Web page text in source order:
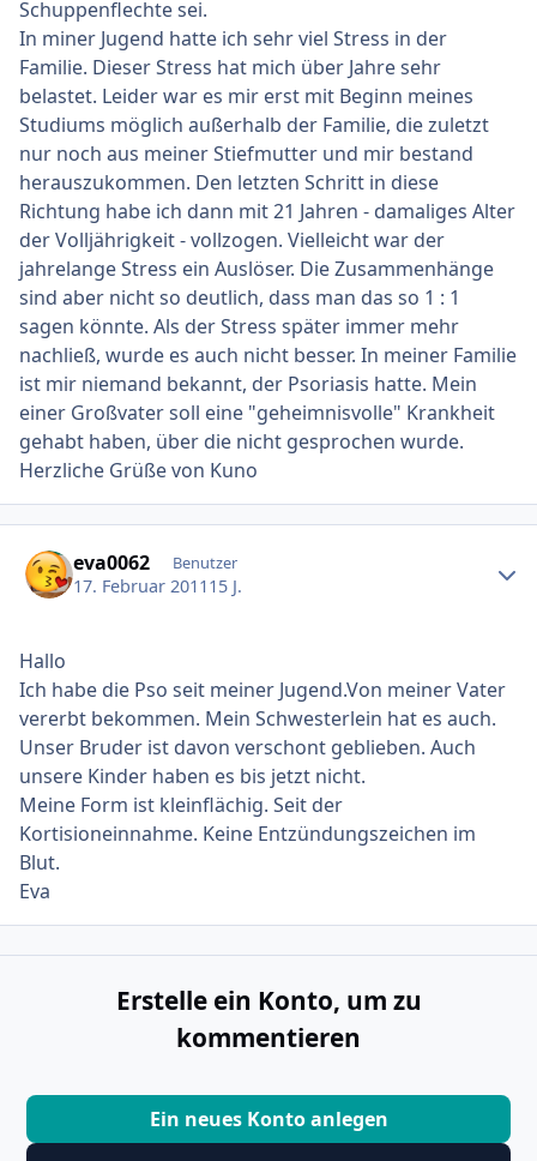
Schuppenflechte sei.
In miner Jugend hatte ich sehr viel Stress in der
Familie. Dieser Stress hat mich über Jahre sehr
belastet. Leider war es mir erst mit Beginn meines
Studiums möglich außerhalb der Familie, die zuletzt
nur noch aus meiner Stiefmutter und mir bestand
herauszukommen. Den letzten Schritt in diese
Richtung habe ich dann mit 21 Jahren - damaliges Alter
der Volljährigkeit - vollzogen. Vielleicht war der
jahrelange Stress ein Auslöser. Die Zusammenhänge
sind aber nicht so deutlich, dass man das so 1 : 1
sagen könnte. Als der Stress später immer mehr
nachließ, wurde es auch nicht besser. In meiner Familie
ist mir niemand bekannt, der Psoriasis hatte. Mein
einer Großvater soll eine "geheimnisvolle" Krankheit
gehabt haben, über die nicht gesprochen wurde.
Herzliche Grüße von Kuno
eva0062 Benutzer
17. Februar 2011 15 J.
Hallo
Ich habe die Pso seit meiner Jugend.Von meiner Vater
vererbt bekommen. Mein Schwesterlein hat es auch.
Unser Bruder ist davon verschont geblieben. Auch
unsere Kinder haben es bis jetzt nicht.
Meine Form ist kleinflächig. Seit der
Kortisioneinnahme. Keine Entzündungszeichen im
Blut.
Eva
Erstelle ein Konto, um zu
kommentieren
Ein neues Konto anlegen